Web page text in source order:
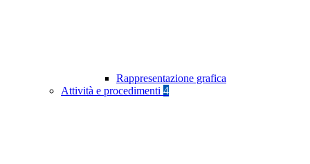
Rappresentazione grafica
Attività e procedimenti 4